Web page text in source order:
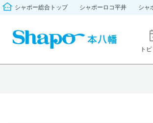
シャポー総合トップ シャポーロコ平井 シャ
ト